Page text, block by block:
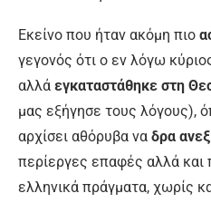
Εκείνο που ήταν ακόμη πιο
γεγονός ότι ο εν λόγω
αλλά εγκαταστάθηκε στη
μας εξήγησε τους λό­γους),
αρχίσει αθόρυβα να δρα
περίεργες επαφές αλλά και
ελληνικά πράγμα­τα, χωρίς